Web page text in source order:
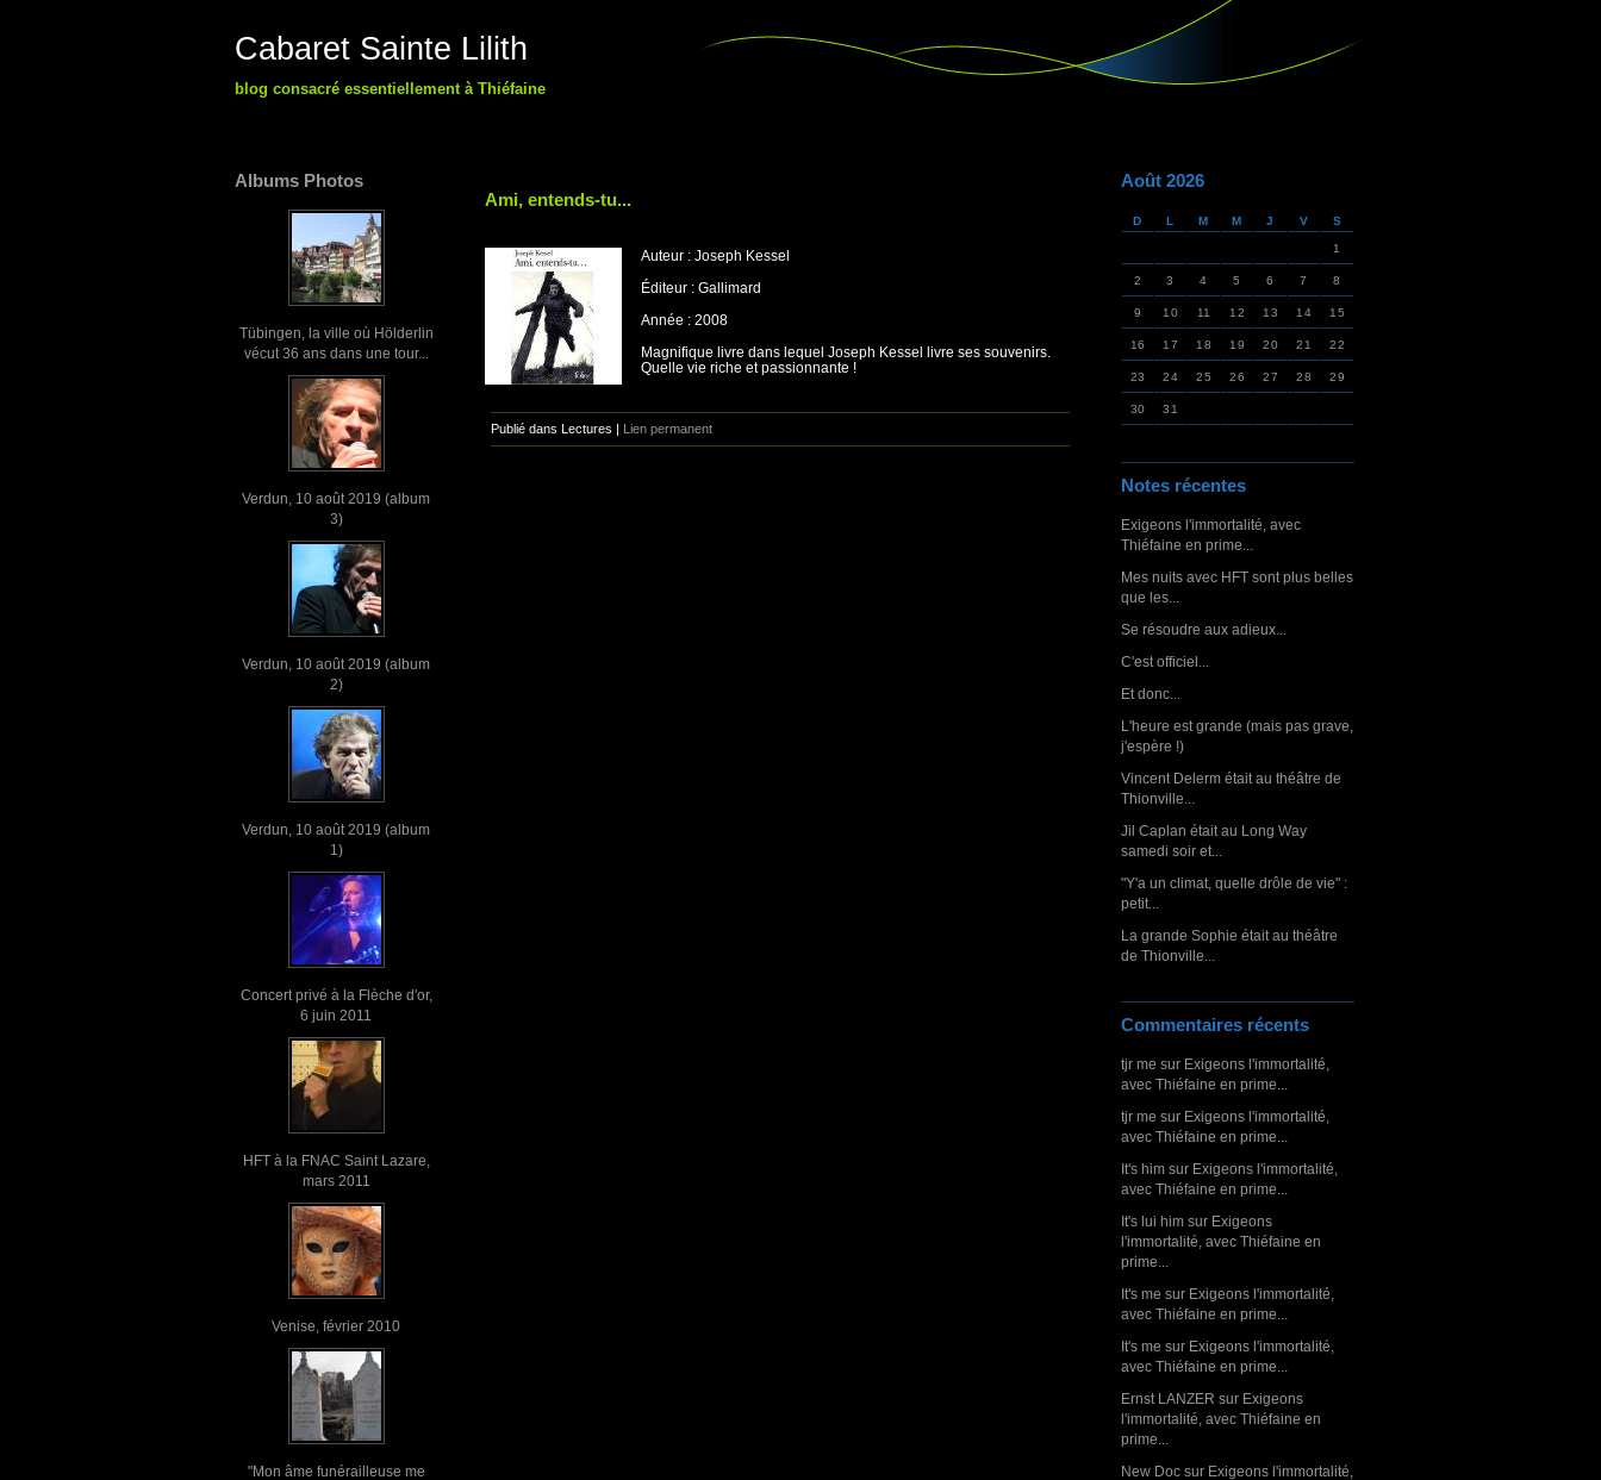
Cabaret Sainte Lilith
blog consacré essentiellement à Thiéfaine
Albums Photos
Tübingen, la ville où Hölderlin
vécut 36 ans dans une tour...
Verdun, 10 août 2019 (album
3)
Verdun, 10 août 2019 (album
2)
Verdun, 10 août 2019 (album
1)
Concert privé à la Flèche d'or,
6 juin 2011
HFT à la FNAC Saint Lazare,
mars 2011
Venise, février 2010
"Mon âme funérailleuse me
Août 2026
D L M M J V S
1
2 3 4 5 6 7 8
9 10 11 12 13 14 15
16 17 18 19 20 21 22
23 24 25 26 27 28 29
30 31
Notes récentes
Exigeons l'immortalité, avec
Thiéfaine en prime...
Mes nuits avec HFT sont plus belles
que les...
Se résoudre aux adieux...
C'est officiel...
Et donc...
L'heure est grande (mais pas grave,
j'espère !)
Vincent Delerm était au théâtre de
Thionville...
Jil Caplan était au Long Way
samedi soir et...
"Y'a un climat, quelle drôle de vie" :
petit...
La grande Sophie était au théâtre
de Thionville...
Commentaires récents
tjr me sur Exigeons l'immortalité,
avec Thiéfaine en prime...
tjr me sur Exigeons l'immortalité,
avec Thiéfaine en prime...
It's him sur Exigeons l'immortalité,
avec Thiéfaine en prime...
It's lui him sur Exigeons
l'immortalité, avec Thiéfaine en
prime...
It's me sur Exigeons l'immortalité,
avec Thiéfaine en prime...
It's me sur Exigeons l'immortalité,
avec Thiéfaine en prime...
Ernst LANZER sur Exigeons
l'immortalité, avec Thiéfaine en
prime...
New Doc sur Exigeons l'immortalité,
Ami, entends-tu...
Auteur : Joseph Kessel
Éditeur : Gallimard
Année : 2008
Magnifique livre dans lequel Joseph Kessel livre ses souvenirs.
Quelle vie riche et passionnante !
Publié dans Lectures | Lien permanent